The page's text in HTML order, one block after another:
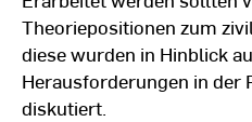
Theoriepositionen zum
diese wurden in Hinblick
Herausforderungen in der
diskutiert.